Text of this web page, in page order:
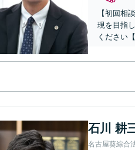
【初回相
現を目指
ください
石川 耕
名古屋葵綜合